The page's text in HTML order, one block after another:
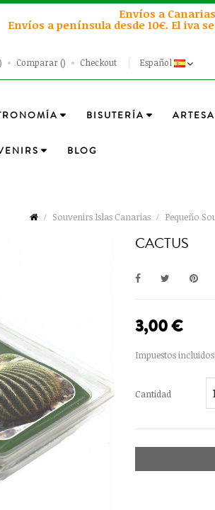
Envíos a
Envíos a península desde 10€. El iva
Comparar Checkout Español
BISUTERÍA
BLOG
Souvenirs Islas Canarias Pequeño
CACTUS
3,00 €
Impuestos incluidos
Cantidad